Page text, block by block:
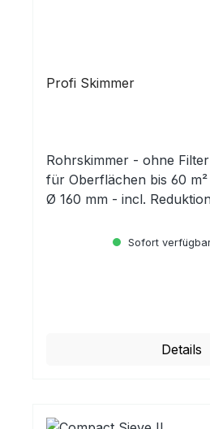
Profi Skimmer
Rohrskimmer - ohne
für Oberflächen bis 60 m²
Ø 160 mm - incl.
Sofort
Details